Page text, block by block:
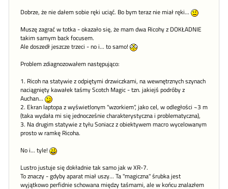
Dobrze, że nie dałem sobie ręki uciąć. Bo bym teraz nie miał ręki...
Muszę zagrać w totka - okazało się, że mam dwa Ricohy z DOKŁADNIE
takim samym back focusem.
Ale doszedł jeszcze trzeci - no i... to samo!
Problem zdiagnozowałem następująco:
1. Ricoh na statywie z odpiętymi drzwiczkami, na wewnętrznych szynach
naciągnięty kawałek taśmy Scotch Magic - tzn. jakiejś podróby z
Auchan...
2. Ekran laptopa z wyświetlonym "wzorkiem", jako cel, w odległości ~3 m
(taka wydała mi się jednocześnie charakterystyczna i problematyczna),
3. Na drugim statywie z tyłu Soniacz z obiektywem macro wycelowanym
prosto w ramkę Ricoha.
No i... tyle!
Lustro justuje się dokładnie tak samo jak w XR-7.
To znaczy - gdyby aparat miał uszy... Ta "magiczna" śrubka jest
wyjątkowo perfidnie schowana między taśmami, ale w końcu znalazłem